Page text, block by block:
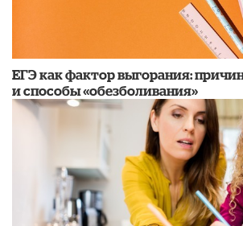
​ЕГЭ как фактор выгорания:
и способы «обезболивания»